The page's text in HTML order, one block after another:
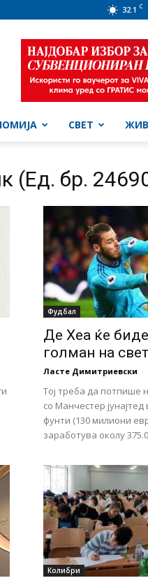
32.1 C
СВЕТ
(Ед. бр.
Фудбал
Де Хеа ќе
голман на
Ласте Димитриевски -
Тој треба да потпише
со Манчестер
фунти (130 милиони
заработува околу
Колибри